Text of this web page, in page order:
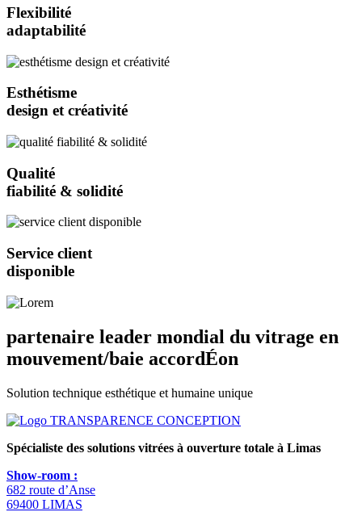
Flexibilité
adaptabilité
Esthétisme
design et créativité
Qualité
fiabilité & solidité
Service client
disponible
partenaire leader mondial du vitrage en
mouvement/baie accordÉon
Solution technique esthétique et humaine unique
Spécialiste des solutions vitrées à ouverture totale à Limas
Show-room :
682 route d’Anse
69400 LIMAS